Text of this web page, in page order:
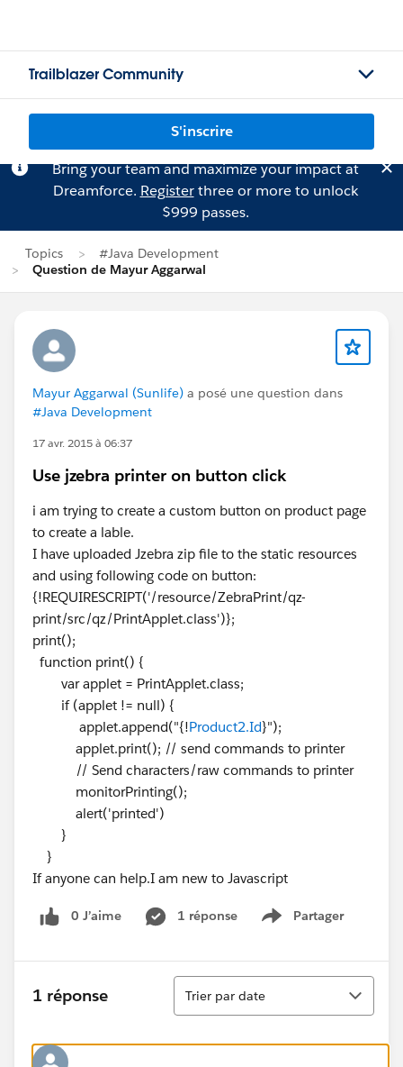
Trailblazer Community
S'inscrire
Bring your team and maximize your impact at
Dreamforce. Registerthree or more to unlock
$999 passes.
Topics
#Java Development
Question de Mayur Aggarwal
Mayur Aggarwal (Sunlife) a posé une question dans
#Java Development
17 avr. 2015 à 06:37
Use jzebra printer on button click
i am trying to create a custom button on product page
to create a lable.
I have uploaded Jzebra zip file to the static resources
and using following code on button:
{!REQUIRESCRIPT('/resource/ZebraPrint/qz-
print/src/qz/PrintApplet.class')};
print();
function print() {
var applet = PrintApplet.class;
if (applet != null) {
applet.append("{!Product2.Id}");
applet.print(); // send commands to printer
// Send characters/raw commands to printer
monitorPrinting();
alert('printed')
}
}
If anyone can help.I am new to Javascript
0 J’aime 1 réponse Partager
Show menu
1 réponse
Tri
Trier par date